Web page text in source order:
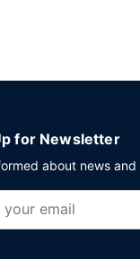
for Newsletter
about news